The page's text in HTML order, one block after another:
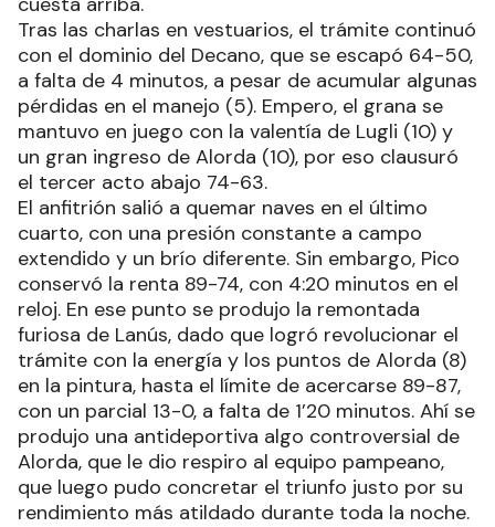
Tras las charlas en vestuarios, el trámite continuó
con el dominio del Decano, que se escapó 64-50,
a falta de 4 minutos, a pesar de acumular algunas
pérdidas en el manejo (5). Empero, el grana se
mantuvo en juego con la valentía de Lugli (10) y
un gran ingreso de Alorda (10), por eso clausuró
el tercer acto abajo 74-63.
El anfitrión salió a quemar naves en el último
cuarto, con una presión constante a campo
extendido y un brío diferente. Sin embargo, Pico
conservó la renta 89-74, con 4:20 minutos en el
reloj. En ese punto se produjo la remontada
furiosa de Lanús, dado que logró revolucionar el
trámite con la energía y los puntos de Alorda (8)
en la pintura, hasta el límite de acercarse 89-87,
con un parcial 13-0, a falta de 1’20 minutos. Ahí se
produjo una antideportiva algo controversial de
Alorda, que le dio respiro al equipo pampeano,
que luego pudo concretar el triunfo justo por su
rendimiento más atildado durante toda la noche.